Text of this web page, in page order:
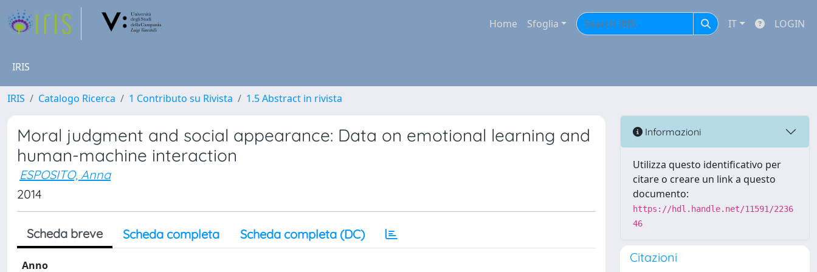
Home Sfoglia IT LOGIN
IRIS
IRIS Catalogo Ricerca 1 Contributo su Rivista 1.5 Abstract in rivista
Moral judgment and social appearance: Data on emotional learning and
human-machine interaction
ESPOSITO, Anna
2014
Scheda breve Scheda completa Scheda completa (DC)
Anno
Informazioni
Utilizza questo identificativo per
citare o creare un link a questo
documento:
https://hdl.handle.net/11591/2236
46
Citazioni